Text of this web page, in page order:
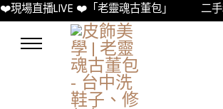
❤️現場直播LIVE ❤️「老靈魂古董包」 二